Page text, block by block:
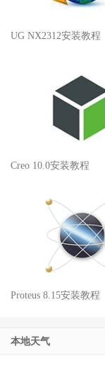
UG NX2312安装教程
Creo 10.0安装教程
Proteus 8.15安装教程
本地天气